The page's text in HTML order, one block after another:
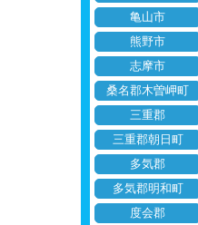
亀山市
熊野市
志摩市
桑名郡木曽岬町
三重郡
三重郡朝日町
多気郡
多気郡明和町
度会郡